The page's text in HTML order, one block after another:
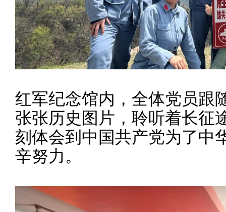
红军纪念馆内，全体党员跟
张张历史图片，聆听着长征
刻体会到中国共产党为了中
辛努力 。